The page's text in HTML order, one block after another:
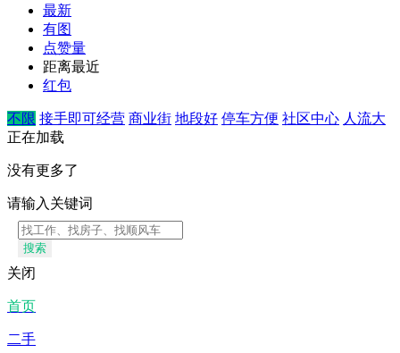
最新
有图
点赞量
距离最近
红包
不限 接手即可经营 商业街 地段好 停车方便 社区中心 人流大
正在加载
没有更多了
请输入关键词
搜索
关闭
首页
二手